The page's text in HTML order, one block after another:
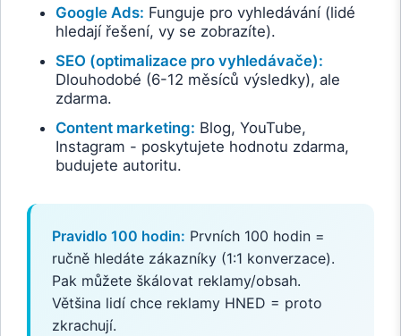
Google Ads: Funguje pro vyhledávání (lidé
hledají řešení, vy se zobrazíte).
SEO (optimalizace pro vyhledávače):
Dlouhodobé (6-12 měsíců výsledky), ale
zdarma.
Content marketing: Blog, YouTube,
Instagram - poskytujete hodnotu zdarma,
budujete autoritu.
Pravidlo 100 hodin: Prvních 100 hodin =
ručně hledáte zákazníky (1:1 konverzace).
Pak můžete škálovat reklamy/obsah.
Většina lidí chce reklamy HNED = proto
zkrachují.